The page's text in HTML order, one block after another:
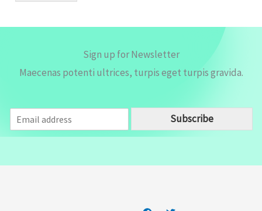
Sign up for Newsletter
Maecenas potenti ultrices, turpis eget turpis gravida.
m
a
Subscribe